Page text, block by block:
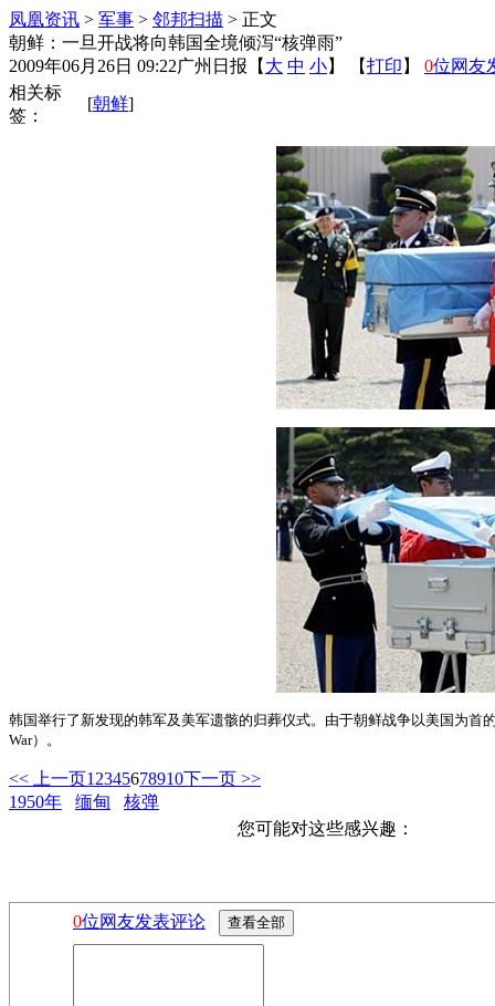
凤凰资讯 > 军事 > 邻邦扫描 > 正文
朝鲜：一旦开战将向韩国全境倾泻“核弹雨”
2009年06月26日 09:22广州日报 【 大 中 小】 【打印 】 0位网友
相关标
签：
[朝鲜]
韩国举行了新发现的韩军及美军遗骸的归葬仪式。 由于朝鲜战争以美国为首
War）。
<< 上一页1 2345678910下一页 >>
1950年
缅甸
核弹
您可能对这些感兴趣：
0位网友发表评论